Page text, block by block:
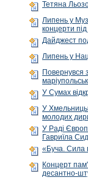
Тетяна
Липень у
концерти
Дайджест
Липень у
Повернувся
У Сумах
У
молодих
У Раді
Гавриїла
«Буча. Сила
Концерт
десантно-